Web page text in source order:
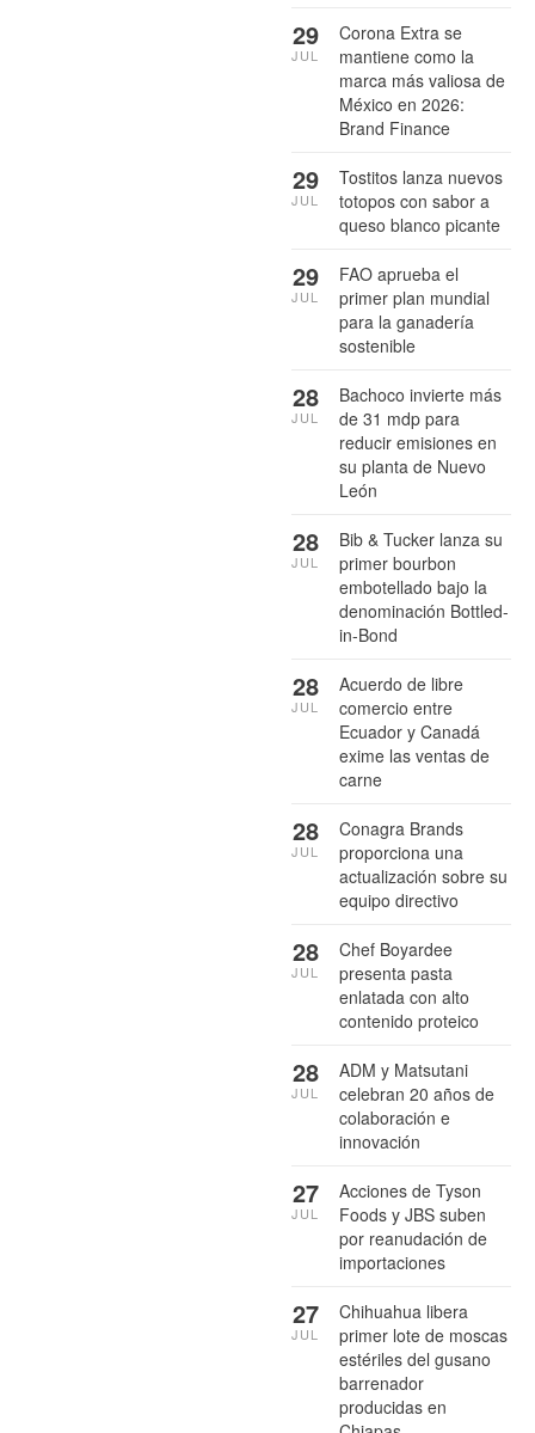
Corona Extra se
mantiene como la
marca más valiosa de
México en 2026:
Brand Finance
29
JUL
Tostitos lanza nuevos
totopos con sabor a
queso blanco picante
29
JUL
FAO aprueba el
primer plan mundial
para la ganadería
sostenible
29
JUL
Bachoco invierte más
de 31 mdp para
reducir emisiones en
su planta de Nuevo
León
28
JUL
Bib & Tucker lanza su
primer bourbon
embotellado bajo la
denominación Bottled-
in-Bond
28
JUL
Acuerdo de libre
comercio entre
Ecuador y Canadá
exime las ventas de
carne
28
JUL
Conagra Brands
proporciona una
actualización sobre su
equipo directivo
28
JUL
Chef Boyardee
presenta pasta
enlatada con alto
contenido proteico
28
JUL
ADM y Matsutani
celebran 20 años de
colaboración e
innovación
28
JUL
Acciones de Tyson
Foods y JBS suben
por reanudación de
importaciones
27
JUL
Chihuahua libera
primer lote de moscas
estériles del gusano
barrenador
producidas en
27
JUL